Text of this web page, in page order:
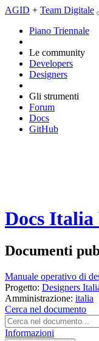
AGID + Team Digitale
Piano Triennale
Le community
Developers
Designers
Gli strumenti
Forum
Docs
GitHub
Docs Italia
Documenti
Manuale operativo di
Progetto: Designers
Amministrazione: italia
Cerca nel documento
Informazioni